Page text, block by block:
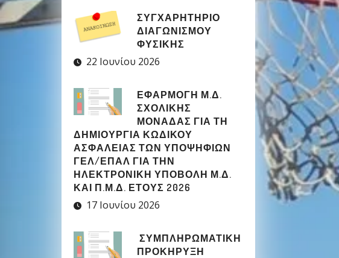
ΣΥΓΧΑΡΗΤΉΡΙΟ
ΔΙΑΓΩΝΙΣΜΟΎ
ΦΥΣΙΚΉΣ
22 Ιουνίου 2026
ΕΦΑΡΜΟΓΉ Μ.Δ.
ΣΧΟΛΙΚΉΣ
ΜΟΝΆΔΑΣ ΓΙΑ ΤΗ
ΔΗΜΙΟΥΡΓΊΑ ΚΩΔΙΚΟΎ
ΑΣΦΑΛΕΊΑΣ ΤΩΝ ΥΠΟΨΗΦΊΩΝ
ΓΕΛ/ΕΠΑΛ ΓΙΑ ΤΗΝ
ΗΛΕΚΤΡΟΝΙΚΉ ΥΠΟΒΟΛΉ Μ.Δ.
ΚΑΙ Π.Μ.Δ. ΈΤΟΥΣ 2026
17 Ιουνίου 2026
ΣΥΜΠΛΗΡΩΜΑΤΙΚΉ
ΠΡΟΚΉΡΥΞΗ